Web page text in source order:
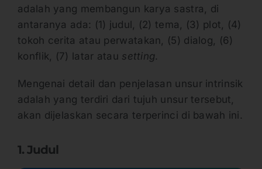
adalah yang membangun karya sastra, di
antaranya ada: (1) judul, (2) tema, (3) plot, (4)
tokoh cerita atau perwatakan, (5) dialog, (6)
konflik, (7) latar atau setting.
Mengenai detail dan penjelasan unsur intrinsik
adalah yang terdiri dari tujuh unsur tersebut,
akan dijelaskan secara terperinci di bawah ini.
1. Judul